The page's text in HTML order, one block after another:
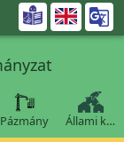

Pázmány Állami k…